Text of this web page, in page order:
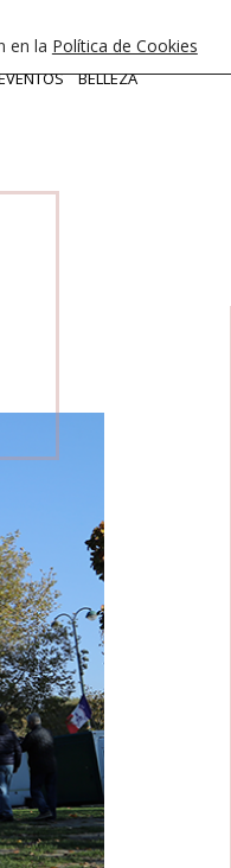
BELLEZA
en la Política de Cookies